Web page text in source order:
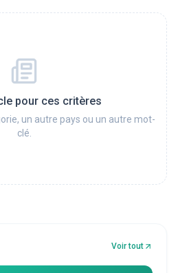
pour ces critères
un autre pays ou un autre mot-
clé.
Voir tout